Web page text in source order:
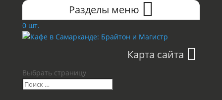
Разделы меню
0 шт.
Карта сайта
Выбрать страницу